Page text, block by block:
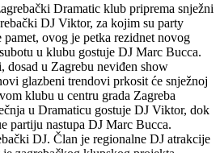
Dramatic klub priprema snježni
DJ Viktor, za kojim su party
ovog je petka rezidnet novog
u klubu gostuje DJ Marc Bucca.
u Zagrebu neviđen show
glazbeni trendovi prkosit će snježnoj
klubu u centru grada Zagreba
u Dramaticu gostuje DJ Viktor, dok
partiju nastupa DJ Marc Bucca.
DJ. Član je regionalne DJ atrakcije